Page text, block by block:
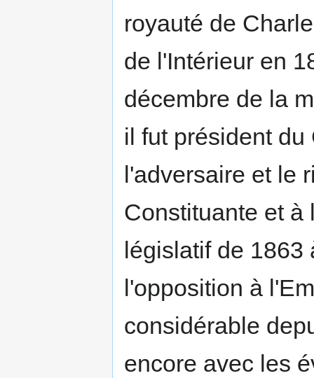
royauté de
de l'Intérieur en
décembre de la
il fut président
l'adversaire et le
Constituante et à
législatif de
l'opposition à
considérable
encore avec les